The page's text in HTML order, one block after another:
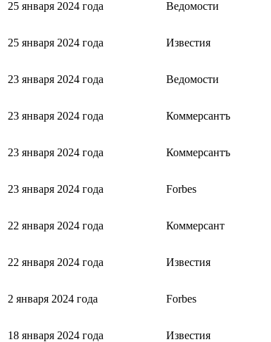
25 января 2024 года Ведомости
25 января 2024 года Известия
23 января 2024 года Ведомости
23 января 2024 года Коммерсантъ
23 января 2024 года Коммерсантъ
23 января 2024 года Forbes
22 января 2024 года Коммерсант
22 января 2024 года Известия
2 января 2024 года Forbes
18 января 2024 года Известия